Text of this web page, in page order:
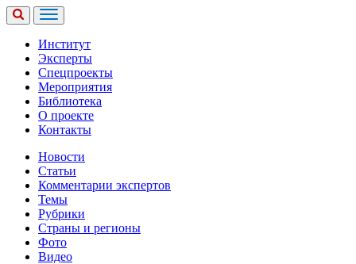
Институт
Эксперты
Спецпроекты
Мероприятия
Библиотека
О проекте
Контакты
Новости
Статьи
Комментарии экспертов
Темы
Рубрики
Страны и регионы
Фото
Видео